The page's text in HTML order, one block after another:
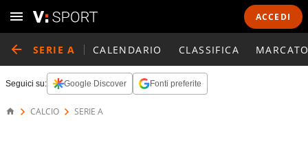
ACCEDI
SERIE A CALENDARIO CLASSIFICA
Seguici su: Google Discover Fonti preferite
CALCIO SERIE A